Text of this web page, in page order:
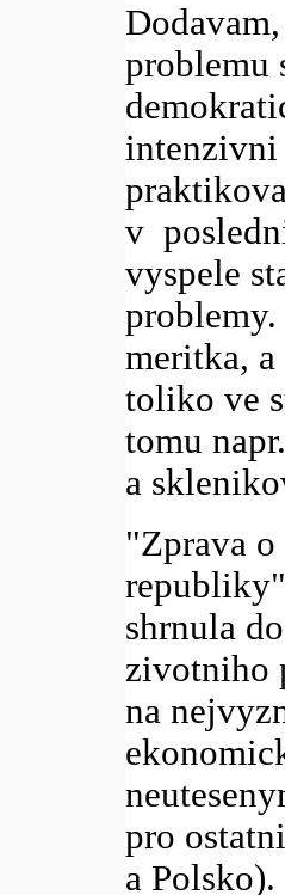
problemu
intenzivni
v
vyspele
meritka,
toliko ve
tomu
a
"Zprava
shrnula
zivotniho
na
pro
a Polsko).